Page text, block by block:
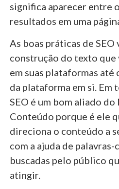
significa aparecer entre
resultados em uma
As boas práticas de SEO
construção do texto
em suas plataformas
da plataforma em si. Em
SEO é um bom aliado
Conteúdo porque é ele
direciona o conteúdo a
com a ajuda de palavras-
buscadas pelo público
atingir.